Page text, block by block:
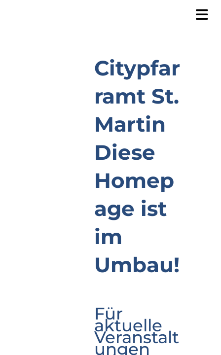
Citypfar
ramt St.
Martin
Diese
Homep
age ist
im
Umbau!
Für
aktuelle
Veranstalt
ungen